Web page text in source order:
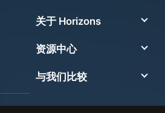
关于 Horizons
资源中心
与我们比较